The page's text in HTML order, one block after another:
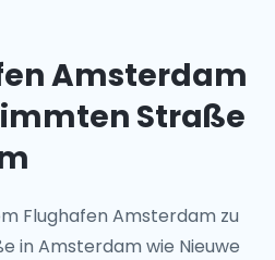
Amsterdam
Straße
Flughafen Amsterdam zu
in Amsterdam wie Nieuwe